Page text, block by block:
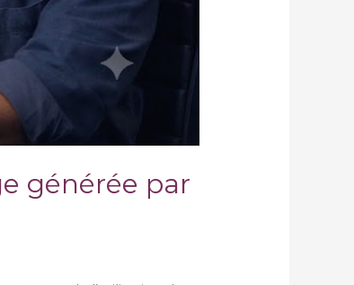
générée par